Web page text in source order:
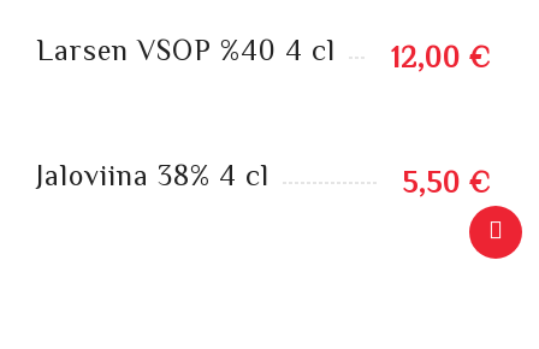
Larsen VSOP %40 4 cl 12,00 €
Jaloviina 38% 4 cl 5,50 €